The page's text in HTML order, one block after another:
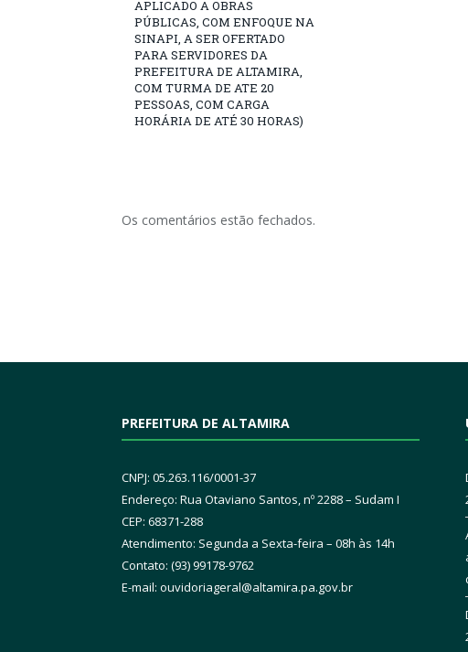
APLICADO A OBRAS
PÚBLICAS, COM ENFOQUE NA
SINAPI, A SER OFERTADO
PARA SERVIDORES DA
PREFEITURA DE ALTAMIRA,
COM TURMA DE ATE 20
PESSOAS, COM CARGA
HORÁRIA DE ATÉ 30 HORAS)
Os comentários estão fechados.
PREFEITURA DE ALTAMIRA
CNPJ: 05.263.116/0001-37
Endereço: Rua Otaviano Santos, nº 2288 – Sudam I
CEP: 68371-288
Atendimento: Segunda a Sexta-feira – 08h às 14h
Contato: (93) 99178-9762
E-mail: ouvidoriageral@altamira.pa.gov.br